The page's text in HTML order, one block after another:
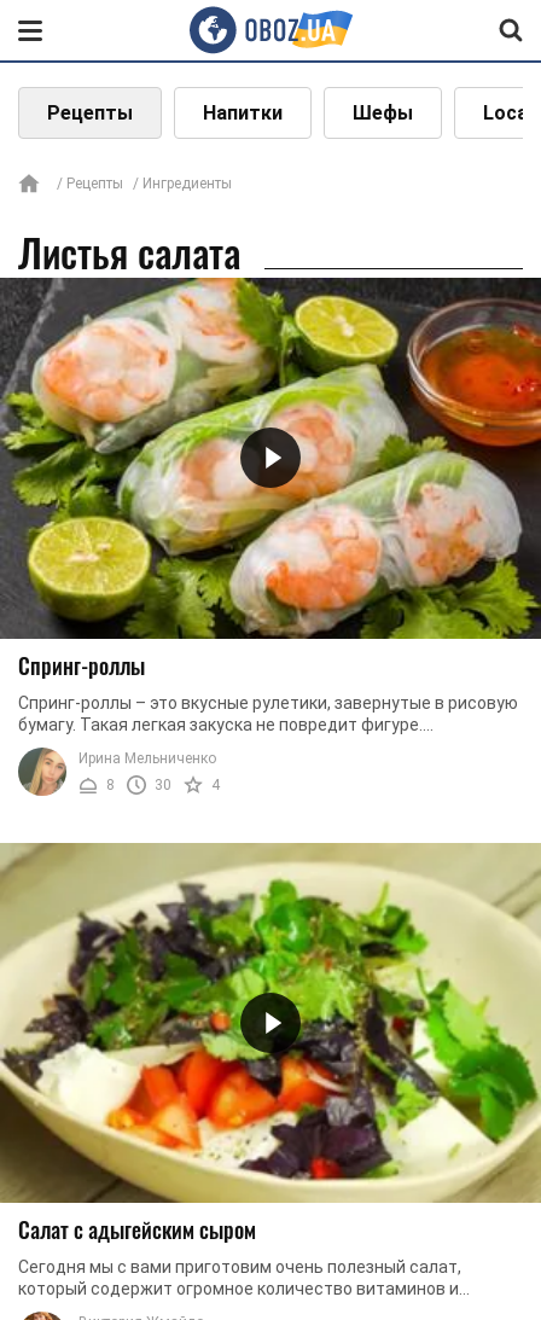
Рецепты Напитки Шефы Local
Рецепты Ингредиенты
Листья салата
Спринг-роллы
Спринг-роллы – это вкусные рулетики, завернутые в рисовую
бумагу. Такая легкая закуска не повредит фигуре.
Наполнение спринг-роллов может быть самым ...
Ирина Мельниченко
8
30 4
Салат с адыгейским сыром
Сегодня мы с вами приготовим очень полезный салат,
который содержит огромное количество витаминов и
минералов. В первую очередь это связано с тем, ...